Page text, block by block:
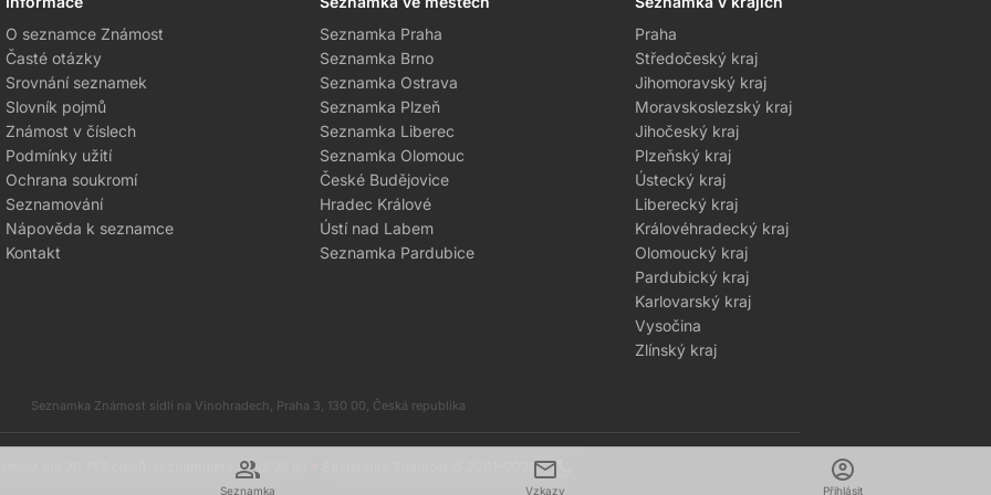
group
Seznamka
mail
Vzkazy
account_circle
Přihlásit
O seznamce Známost
Časté otázky
Srovnání seznamek
Slovník pojmů
Známost v číslech
Podmínky užití
Ochrana soukromí
Seznamování
Nápověda k seznamce
Kontakt
Seznamka Praha
Seznamka Brno
Seznamka Ostrava
Seznamka Plzeň
Seznamka Liberec
Seznamka Olomouc
České Budějovice
Hradec Králové
Ústí nad Labem
Seznamka Pardubice
Praha
Středočeský kraj
Jihomoravský kraj
Moravskoslezský kraj
Jihočeský kraj
Plzeňský kraj
Ústecký kraj
Liberecký kraj
Královéhradecký kraj
Olomoucký kraj
Pardubický kraj
Karlovarský kraj
Vysočina
Zlínský kraj
Seznamka Známost sídlí na Vinohradech, Praha 3, 130 00, Česká republika
má 70 758 členů, seznamujete se už 25 let Seznamka Známost © 2001–2026 dark_mode